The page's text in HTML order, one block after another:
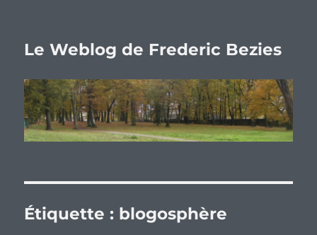
Le Weblog de Frederic Bezies
Étiquette : blogosphère